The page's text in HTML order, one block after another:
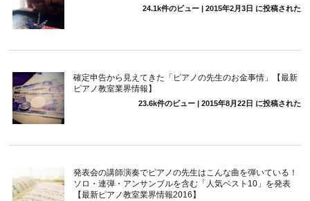
24.1k件のビュー| 2015年2月3日 に投稿された
確定申告から見えてきた「ピアノの先生のお金事情」【最新
ピアノ教室業界情報】
23.6k件のビュー| 2015年8月22日 に投稿された
発表会の講師演奏でピアノの先生はこんな曲を弾いている！
ソロ・連弾・アンサンブルを含む「人気ベスト10」を発表
【最新ピアノ教室業界情報2016】